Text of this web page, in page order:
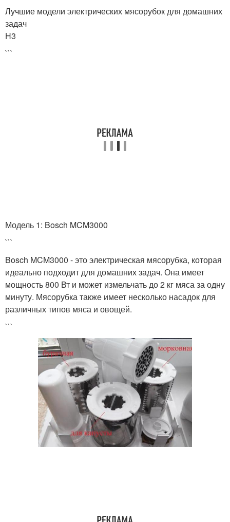
Лучшие модели электрических мясорубок для домашних
задач
H3
```
Модель 1: Bosch MCM3000
```
Bosch MCM3000 - это электрическая мясорубка, которая
идеально подходит для домашних задач. Она имеет
мощность 800 Вт и может измельчать до 2 кг мяса за одну
минуту. Мясорубка также имеет несколько насадок для
различных типов мяса и овощей.
```